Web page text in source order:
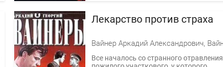
Лекарство против страха
Все началось со странного отравления